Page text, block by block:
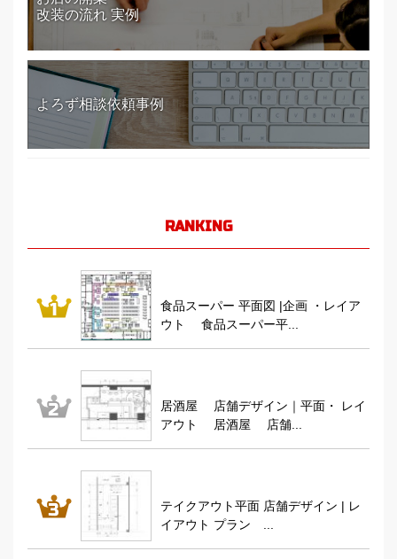
改装の流れ 実例
よろず相談依頼事例
RANKING
食品スーパー 平面図 |企画 ・レイア
ウト 食品スーパー平...
居酒屋 店舗デザイン｜平面・ レイ
アウト 居酒屋 店舗...
テイクアウト平面 店舗デザイン | レ
イアウト プラン ...